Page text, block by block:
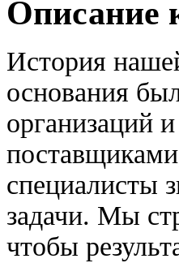
Описание
История
основания
организаций
специалисты
задачи. Мы
чтобы